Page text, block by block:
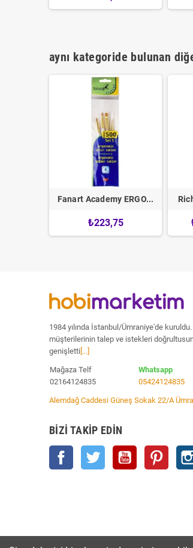
aynı kategoride bulunan
Fanart Academy ERGO...
₺223,75
1984 yılında İstanbul/Ümraniye'de kuruldu.
müşterilerinin talep ve istekleri
genişletti [...]
Mağaza Telf
02164124835
Whatsapp
05424124835
Alemdağ Caddesi Güneş Sokak 22/A
BIZI TAKIP EDIN
Facebook Twitter YouTube